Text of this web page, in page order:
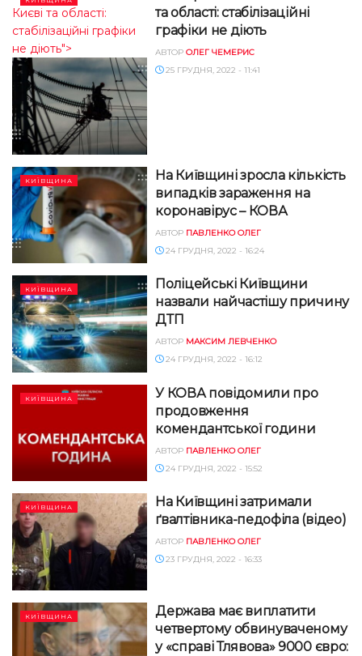
Києві та області:
стабілізаційні графіки
не діють">
та області: стабілізаційні
графіки не діють
АВТОР ОЛЕГ ЧЕМЕРИС
25 ГРУДНЯ, 2022 - 11:41
КИЇВЩИНА
На Київщині зросла кількість
випадків зараження на
коронавірус – КОВА
АВТОР ПАВЛЕНКО ОЛЕГ
24 ГРУДНЯ, 2022 - 16:24
КИЇВЩИНА
Поліцейські Київщини
назвали найчастішу причину
ДТП
АВТОР МАКСИМ ЛЕВЧЕНКО
24 ГРУДНЯ, 2022 - 16:12
КИЇВЩИНА
У КОВА повідомили про
продовження
комендантської години
АВТОР ПАВЛЕНКО ОЛЕГ
24 ГРУДНЯ, 2022 - 15:52
КИЇВЩИНА
На Київщині затримали
ґвалтівника-педофіла (відео)
АВТОР ПАВЛЕНКО ОЛЕГ
23 ГРУДНЯ, 2022 - 16:33
КИЇВЩИНА
Держава має виплатити
четвертому обвинуваченому
у «справі Тлявова» 9000 євро: